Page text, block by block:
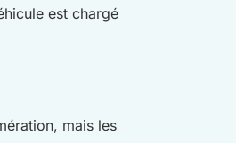
est chargé
mais les